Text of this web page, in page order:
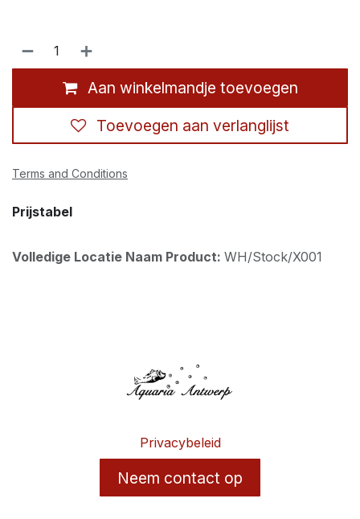
Aan winkelmandje toevoegen
Toevoegen aan verlanglijst
Terms and Conditions
Prijstabel
Volledige Locatie Naam Product: WH/Stock/X001
Privacybeleid
Neem contact op